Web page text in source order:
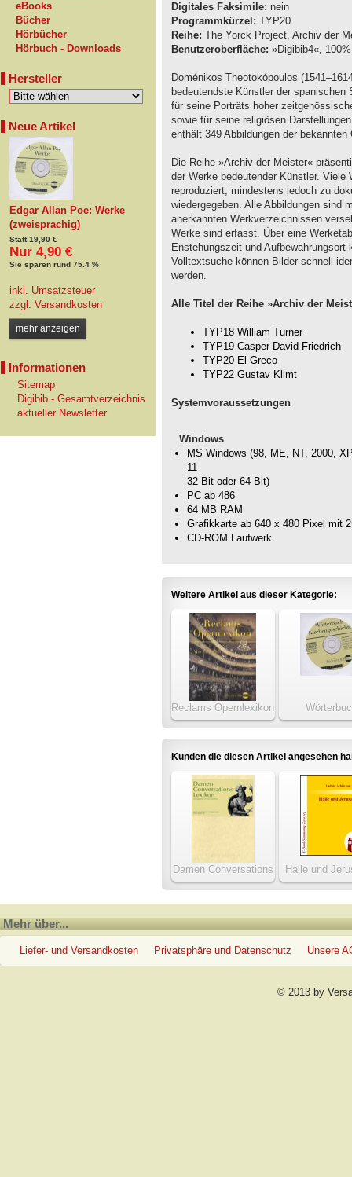
eBooks
Bücher
Hörbücher
Hörbuch - Downloads
Hersteller
Neue Artikel
Edgar Allan Poe: Werke
(zweisprachig)
Statt19,90 €
Nur 4,90 €
Sie sparen rund 75.4 %
inkl. Umsatzsteuer
zzgl. Versandkosten
mehr anzeigen
Informationen
Sitemap
Digibib - Gesamtverzeichnis
aktueller Newsletter
Digitales Faksimile: nein
Programmkürzel: TYP20
Reihe: The Yorck Project, Archiv der
Benutzeroberfläche: »Digibib4«,
Doménikos Theotokópoulos
bedeutendste Künstler der
für seine Porträts hoher
sowie für seine religiösen
enthält 349 Abbildungen der bekannten
Die Reihe »Archiv der Meister«
der Werke bedeutender Künstler.
reproduziert, mindestens jedoch zu
wiedergegeben. Alle Abbildungen sind
anerkannten Werkverzeichnissen
Werke sind erfasst. Über eine
Enstehungszeit und
Volltextsuche können Bilder schnell
werden.
Alle Titel der Reihe »Archiv der
TYP18 William Turner
TYP19 Casper David Friedrich
TYP20 El Greco
TYP22 Gustav Klimt
Systemvoraussetzungen
Windows
MS Windows (98, ME, NT, 2000,
11
32 Bit oder 64 Bit)
PC ab 486
64 MB RAM
Grafikkarte ab 640 x 480 Pixel mit
CD-ROM Laufwerk
Weitere Artikel aus dieser Kategorie:
Reclams Opernlexikon
Kunden die diesen Artikel angesehen
Damen Conversations
Lexikon
Halle und
Mehr über...
Liefer- und Versandkosten Privatsphäre und Datenschutz Unsere
© 2013 by